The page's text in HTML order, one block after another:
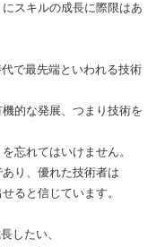
スキルの成長に際限はあ
で最先端といわれる技術
的な発展、つまり技術を
忘れてはいけません。
り、優れた技術者は
ると信じています。
したい、